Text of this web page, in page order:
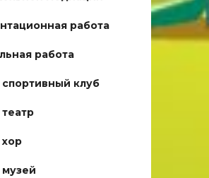
работа
работа
клуб